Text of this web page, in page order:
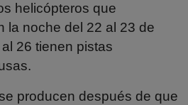
helicópteros que
la noche del 22 al 23 de
26 tienen pistas
producen después de que